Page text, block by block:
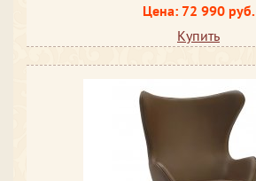
Цена: 72 990 руб.
Купить